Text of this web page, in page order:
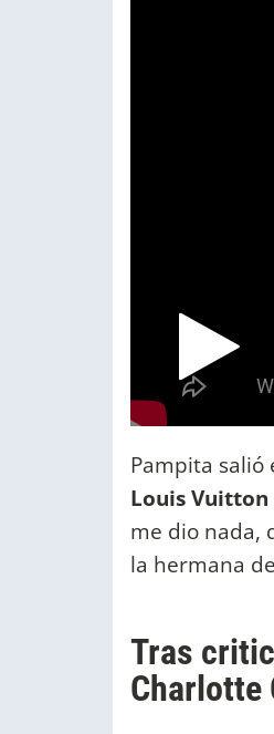
Pampita salió
Louis
me dio nada,
la hermana
Tras
Charlotte